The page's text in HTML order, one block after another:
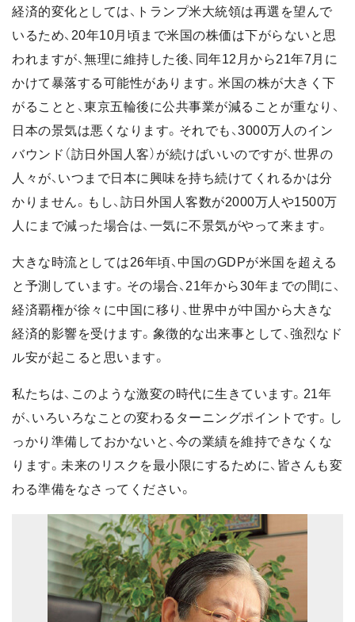
経済的変化としては、トランプ米大統領は再選を望んで
いるため、20年10月頃まで米国の株価は下がらないと思
われますが、無理に維持した後、同年12月から21年7月に
かけて暴落する可能性があります。米国の株が大きく下
がることと、東京五輪後に公共事業が減ることが重なり、
日本の景気は悪くなります。それでも、3000万人のイン
バウンド（訪日外国人客）が続けばいいのですが、世界の
人々が、いつまで日本に興味を持ち続けてくれるかは分
かりません。もし、訪日外国人客数が2000万人や1500万
人にまで減った場合は、一気に不景気がやって来ます。
大きな時流としては26年頃、中国のGDPが米国を超える
と予測しています。その場合、21年から30年までの間に、
経済覇権が徐々に中国に移り、世界中が中国から大きな
経済的影響を受けます。象徴的な出来事として、強烈なド
ル安が起こると思います。
私たちは、このような激変の時代に生きています。21年
が、いろいろなことの変わるターニングポイントです。し
っかり準備しておかないと、今の業績を維持できなくな
ります。未来のリスクを最小限にするために、皆さんも変
わる準備をなさってください。